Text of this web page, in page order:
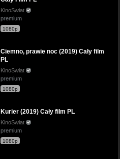
KinoSwiat
premium
1080p
Ciemno, prawie noc (2019) Cały film
PL
KinoSwiat
premium
1080p
Kurier (2019) Cały film PL
KinoSwiat
premium
1080p